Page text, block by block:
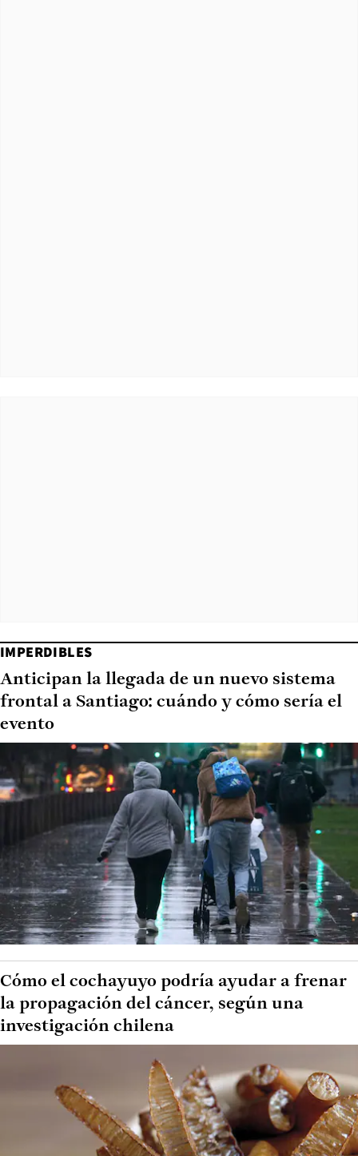
IMPERDIBLES
Anticipan la llegada de un nuevo sistema
frontal a Santiago: cuándo y cómo sería el
evento
Cómo el cochayuyo podría ayudar a frenar
la propagación del cáncer, según una
investigación chilena